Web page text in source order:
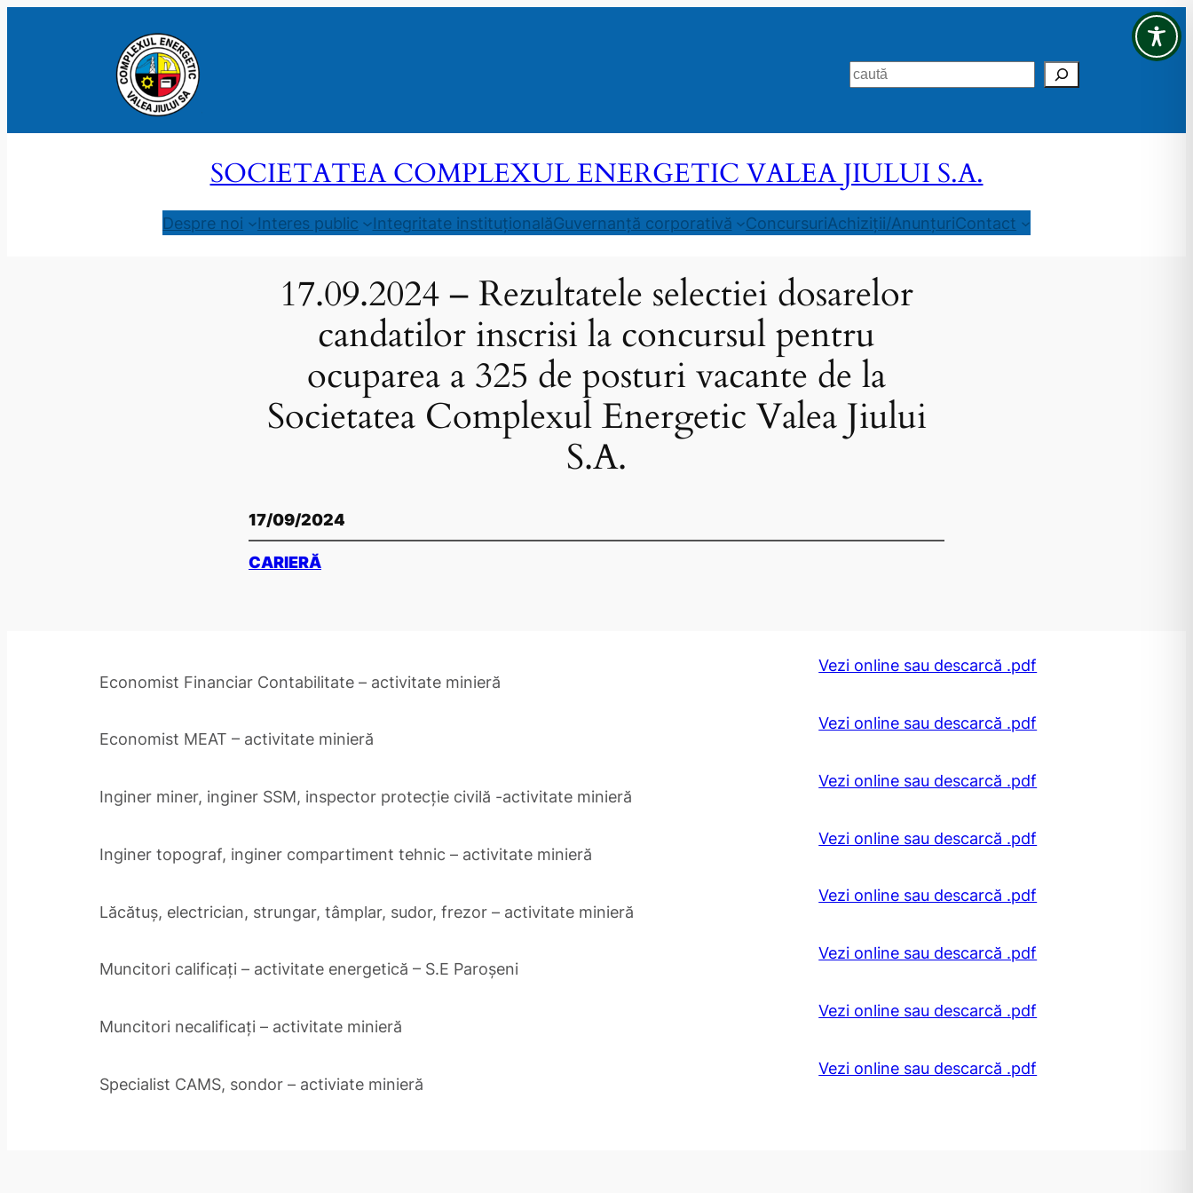
Search
SOCIETATEA COMPLEXUL ENERGETIC VALEA JIULUI S.A.
Despre noi Interes public Integritate instituționalăGuvernanță corporativă ConcursuriAchiziții/AnunțuriContact
17.09.2024 – Rezultatele selectiei dosarelor
candatilor inscrisi la concursul pentru
ocuparea a 325 de posturi vacante de la
Societatea Complexul Energetic Valea Jiului
S.A.
17/09/2024
CARIERĂ
Economist Financiar Contabilitate – activitate minieră
Vezi online sau descarcă .pdf
Economist MEAT – activitate minieră
Vezi online sau descarcă .pdf
Inginer miner, inginer SSM, inspector protecție civilă -activitate minieră
Vezi online sau descarcă .pdf
Inginer topograf, inginer compartiment tehnic – activitate minieră
Vezi online sau descarcă .pdf
Lăcătuș, electrician, strungar, tâmplar, sudor, frezor – activitate minieră
Vezi online sau descarcă .pdf
Muncitori calificați – activitate energetică – S.E Paroșeni
Vezi online sau descarcă .pdf
Muncitori necalificați – activitate minieră
Vezi online sau descarcă .pdf
Specialist CAMS, sondor – activiate minieră
Vezi online sau descarcă .pdf